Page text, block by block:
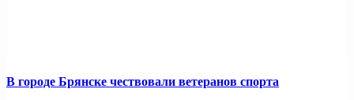
В городе Брянске чествовали ветеранов спорта